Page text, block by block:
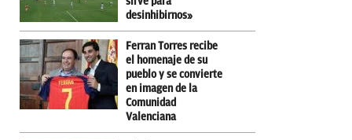
desinhibirnos»
Ferran Torres recibe
el homenaje de su
pueblo y se convierte
en imagen de la
Comunidad
Valenciana